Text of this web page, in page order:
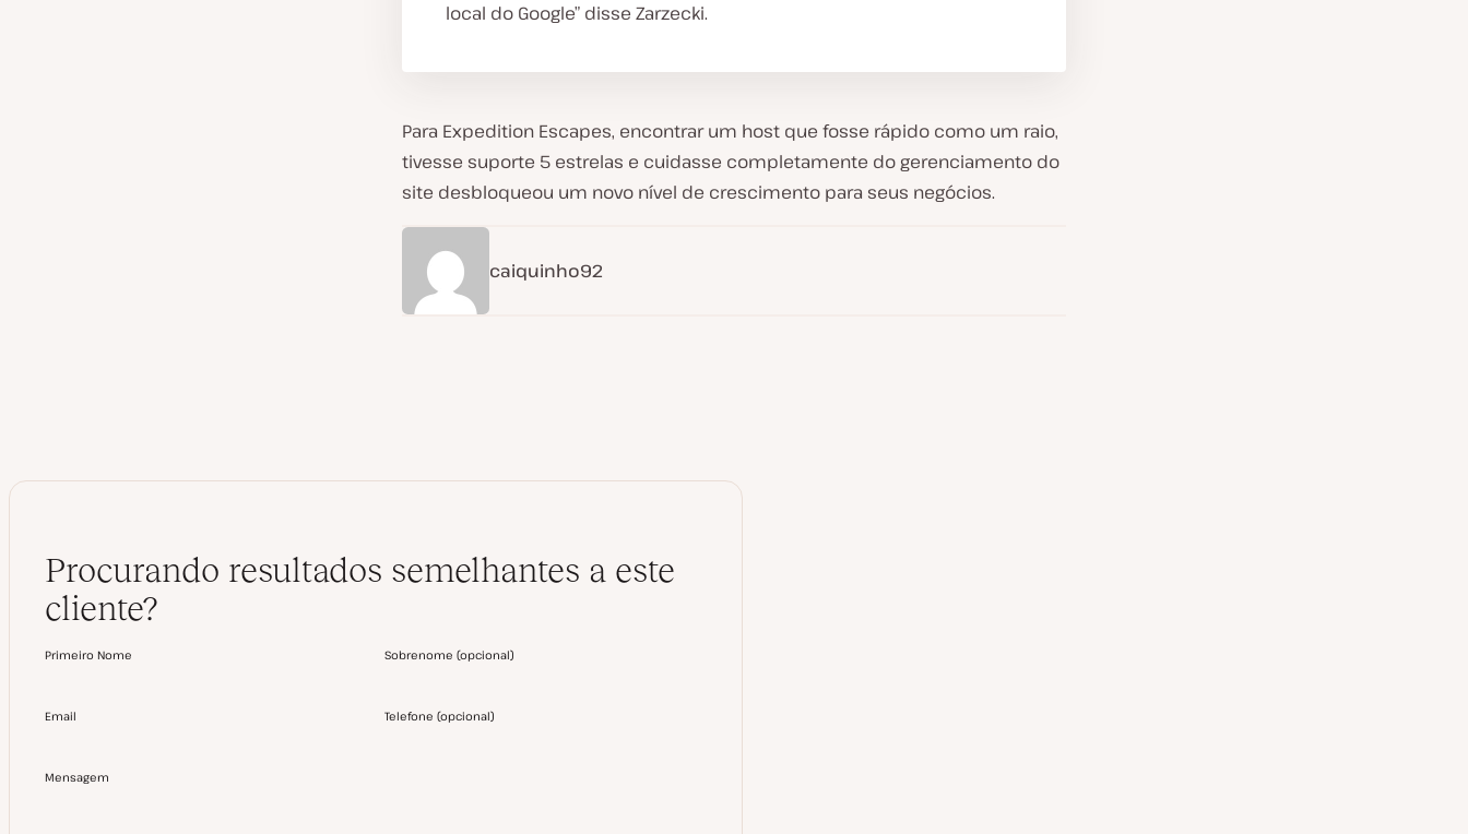
local do Google” disse Zarzecki.
Para Expedition Escapes, encontrar um host que fosse rápido como um raio,
tivesse suporte 5 estrelas e cuidasse completamente do gerenciamento do
site desbloqueou um novo nível de crescimento para seus negócios.
caiquinho92
Procurando resultados semelhantes a este
cliente?
Primeiro Nome Sobrenome (opcional)
Email Telefone (opcional)
Mensagem